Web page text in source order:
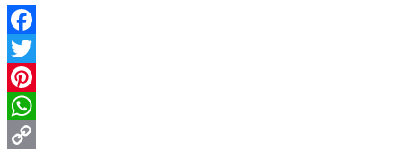
Facebook
Twitter
Pinterest
WhatsApp